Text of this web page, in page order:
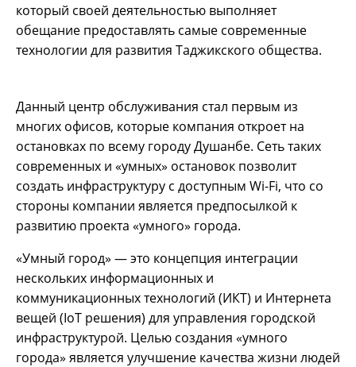
который своей деятельностью выполняет
обещание предоставлять самые современные
технологии для развития Таджикского общества.
Данный центр обслуживания стал первым из
многих офисов, которые компания откроет на
остановках по всему городу Душанбе. Сеть таких
современных и «умных» остановок позволит
создать инфраструктуру с доступным Wi-Fi, что со
стороны компании является предпосылкой к
развитию проекта «умного» города.
«Умный город» — это концепция интеграции
нескольких информационных и
коммуникационных технологий (ИКТ) и Интернета
вещей (IoT решения) для управления городской
инфраструктурой. Целью создания «умного
города» является улучшение качества жизни людей